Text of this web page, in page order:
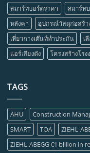
สมาร์ทบอร์ดราคา
สมาร์ท
หลังคา
อุปกรณ์วัสดุก่อสร้า
เที่ยวกางเต๊นท์ทำประกัน
เ
แอร์เสียงดัง
โครงสร้างโรง
TAGS
AHU Construction
SMART
TOA
ZIEHL-
ZIEHL-ABEGG €1 billion in